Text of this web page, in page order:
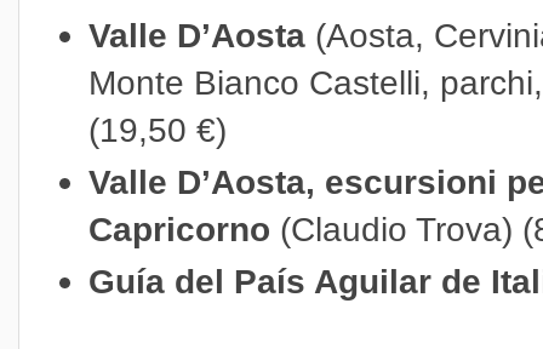
Valle D’Aosta (Aosta,
Monte Bianco Castelli,
(19,50 €)
Valle D’Aosta, escursioni
Capricorno (Claudio Trova)
Guía del País Aguilar de